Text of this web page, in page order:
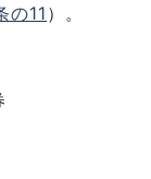
の11）。